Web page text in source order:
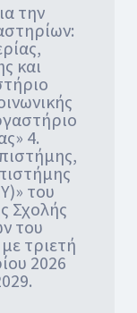
την
και
4.
του
Σχολής
του
τριετή
2026